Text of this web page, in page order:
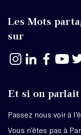
Les Mots
sur
Et si on
Passez nous voir à
Vous n’êtes pas à